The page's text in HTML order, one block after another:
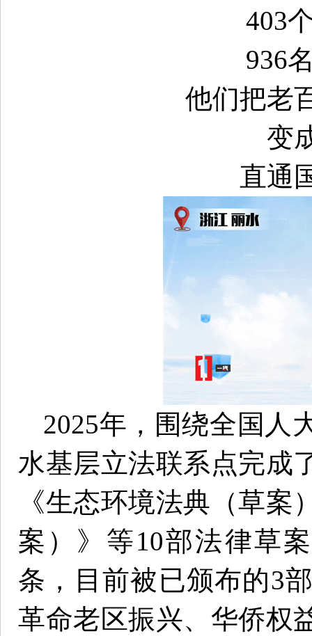
403
936
他们把老
变
直通
2025年，围绕全国人
水基层立法联系点完成
《生态环境法典（草
案）》等10部法律草
条，目前被已颁布的3
革命老区振兴、华侨权